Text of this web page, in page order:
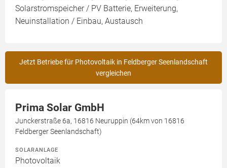
Solarstromspeicher / PV Batterie, Erweiterung,
Neuinstallation / Einbau, Austausch
Jetzt Betriebe für Photovoltaik in Feldberger Seenlandschaft
vergleichen
Prima Solar GmbH
Junckerstraße 6a, 16816 Neuruppin (64km von 16816
Feldberger Seenlandschaft)
SOLARANLAGE
Photovoltaik